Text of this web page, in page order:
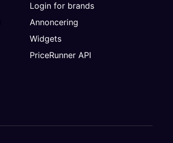
Login for brands
Annoncering
Widgets
PriceRunner API